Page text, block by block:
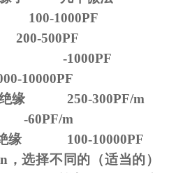
1000PF
500PF
-1000PF
绝缘 250-300PF/m
m
绝缘 100-10000PF
，选择不同的（适当的）